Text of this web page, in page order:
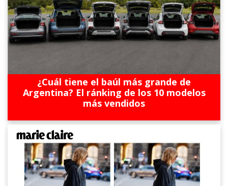
¿Cuál tiene el baúl más grande de
Argentina? El ránking de los 10 modelos
más vendidos